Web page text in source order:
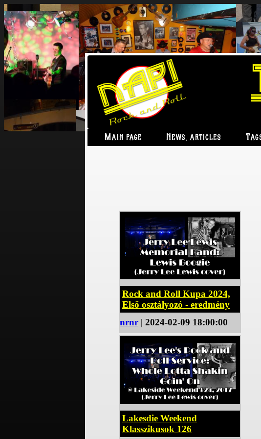
Main page News, articles
Rock and Roll Kupa 2024,
Első osztályozó - eredmény
nrnr | 2024-02-09 18:00:00
Lakesdie Weekend
Klasszikusok 126